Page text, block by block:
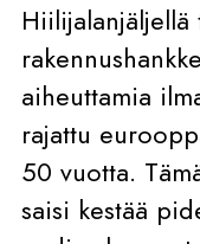
Hiilijalanjäljellä
aiheuttamia
rajattu
50 vuotta.
saisi kestää